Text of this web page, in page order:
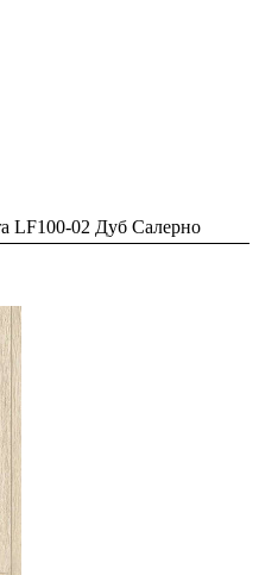
LF100-02 Дуб Салерно